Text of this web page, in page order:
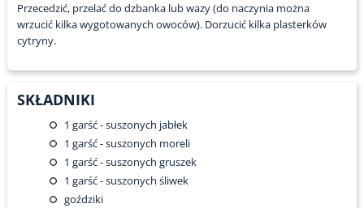
Przecedzić, przelać do dzbanka lub wazy (do naczynia można
wrzucić kilka wygotowanych owoców). Dorzucić kilka plasterków
cytryny.
SKŁADNIKI
1 garść - suszonych jabłek
1 garść - suszonych moreli
1 garść - suszonych gruszek
1 garść - suszonych śliwek
goździki